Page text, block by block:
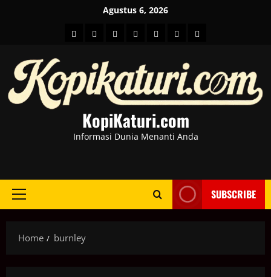
Agustus 6, 2026
HOMEBeritahot
BusinessKesehatan
SportEntertainment
KopiKaturi.com
Informasi Dunia Menanti Anda
Primary
SUBSCRIBE
Home burnley